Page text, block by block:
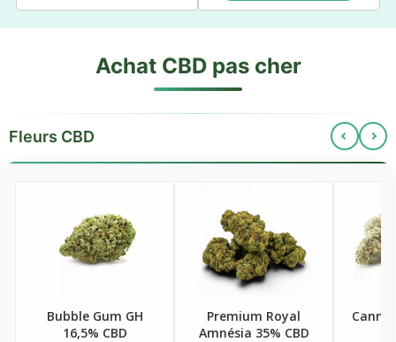
Achat CBD pas cher
Fleurs CBD
Bubble Gum GH
16,5% CBD
Premium Royal
Amnésia 35% CBD